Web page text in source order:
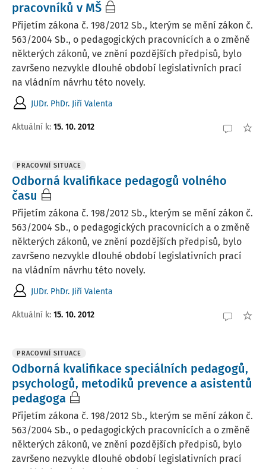
pracovníků v MŠ
Přijetím zákona č. 198/2012 Sb., kterým se mění zákon č.
563/2004 Sb., o pedagogických pracovnících a o změně
některých zákonů, ve znění pozdějších předpisů, bylo
završeno nezvykle dlouhé období legislativních prací
na vládním návrhu této novely.
JUDr. PhDr. Jiří Valenta
Aktuální k: 15. 10. 2012
PRACOVNÍ SITUACE
Odborná kvalifikace pedagogů volného
času
Přijetím zákona č. 198/2012 Sb., kterým se mění zákon č.
563/2004 Sb., o pedagogických pracovnících a o změně
některých zákonů, ve znění pozdějších předpisů, bylo
završeno nezvykle dlouhé období legislativních prací
na vládním návrhu této novely.
JUDr. PhDr. Jiří Valenta
Aktuální k: 15. 10. 2012
PRACOVNÍ SITUACE
Odborná kvalifikace speciálních pedagogů,
psychologů, metodiků prevence a asistentů
pedagoga
Přijetím zákona č. 198/2012 Sb., kterým se mění zákon č.
563/2004 Sb., o pedagogických pracovnících a o změně
některých zákonů, ve znění pozdějších předpisů, bylo
završeno nezvykle dlouhé období legislativních prací